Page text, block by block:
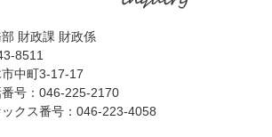
財政課 財政係
8511
市中町3-17-17
番号：046-225-2170
ックス番号：046-223-4058